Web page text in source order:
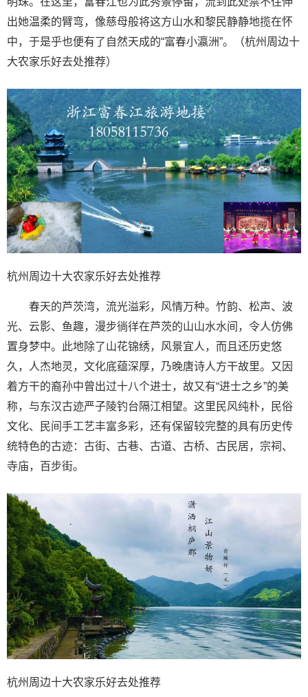
出她温柔的臂弯，像慈母般将这方山水和黎民静静地揽在怀
中，于是乎也便有了自然天成的“富春小瀛洲”。（杭州周边十
大农家乐好去处推荐）
杭州周边十大农家乐好去处推荐
春天的芦茨湾，流光溢彩，风情万种。竹韵、松声、波
光、云影、鱼趣，漫步徜徉在芦茨的山山水水间，令人仿佛
置身梦中。此地除了山花锦绣，风景宜人，而且还历史悠
久，人杰地灵，文化底蕴深厚，乃晚唐诗人方干故里。又因
着方干的裔孙中曾出过十八个进士，故又有“进士之乡”的美
称，与东汉古迹严子陵钓台隔江相望。这里民风纯朴，民俗
文化、民间手工艺丰富多彩，还有保留较完整的具有历史传
统特色的古迹：古街、古巷、古道、古桥、古民居，宗祠、
寺庙，百步街。
杭州周边十大农家乐好去处推荐